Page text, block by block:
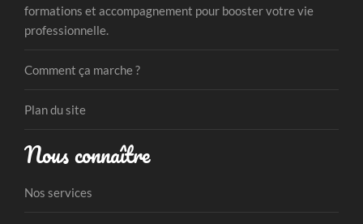
formations et accompagnement pour booster votre vie
professionnelle.
Comment ça marche ?
Plan du site
Nous connaître
Nos services